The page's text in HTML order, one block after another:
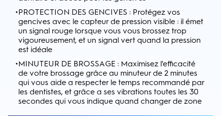
•PROTECTION DES GENCIVES : Protégez vos
gencives avec le capteur de pression visible : il émet
un signal rouge lorsque vous vous brossez trop
vigoureusement, et un signal vert quand la pression
est idéale
•MINUTEUR DE BROSSAGE : Maximisez l'efficacité
de votre brossage grâce au minuteur de 2 minutes
qui vous aide a respecter le temps recommandé par
les dentistes, et grâce a ses vibrations toutes les 30
secondes qui vous indique quand changer de zone